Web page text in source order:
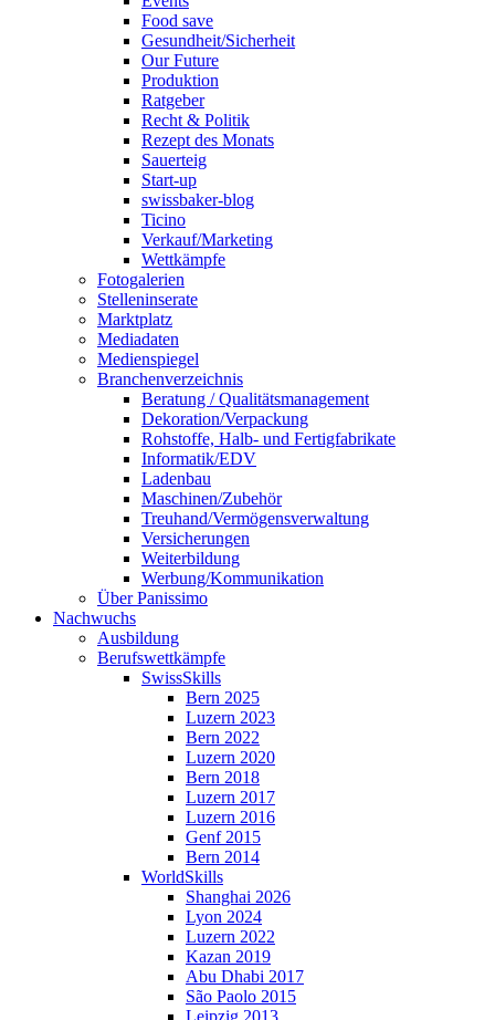
Food save
Gesundheit/Sicherheit
Our Future
Produktion
Ratgeber
Recht & Politik
Rezept des Monats
Sauerteig
Start-up
swissbaker-blog
Ticino
Verkauf/Marketing
Wettkämpfe
Fotogalerien
Stelleninserate
Marktplatz
Mediadaten
Medienspiegel
Branchenverzeichnis
Beratung / Qualitätsmanagement
Dekoration/Verpackung
Rohstoffe, Halb- und Fertigfabrikate
Informatik/EDV
Ladenbau
Maschinen/Zubehör
Treuhand/Vermögensverwaltung
Versicherungen
Weiterbildung
Werbung/Kommunikation
Über Panissimo
Nachwuchs
Ausbildung
Berufswettkämpfe
SwissSkills
Bern 2025
Luzern 2023
Bern 2022
Luzern 2020
Bern 2018
Luzern 2017
Luzern 2016
Genf 2015
Bern 2014
WorldSkills
Shanghai 2026
Lyon 2024
Luzern 2022
Kazan 2019
Abu Dhabi 2017
São Paolo 2015
Leipzig 2013